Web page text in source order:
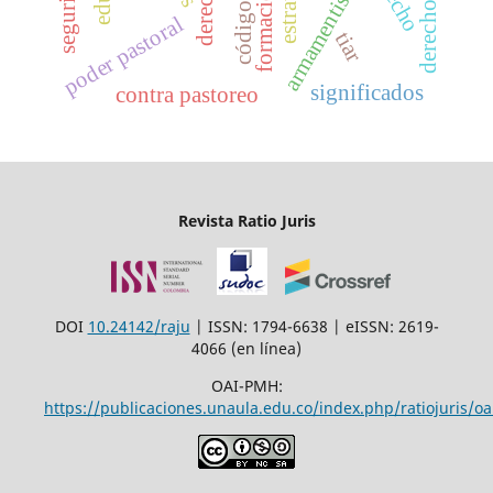
armamentismo
tiar
poder pastoral
contra pastoreo significados
derecho
Revista Ratio Juris
DOI 10.24142/raju | ISSN: 1794-6638 | eISSN: 2619-
4066 (en línea)
OAI-PMH:
https://publicaciones.unaula.edu.co/index.php/ratiojuris/